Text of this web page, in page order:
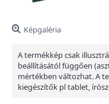
Képgaléria
A termékkép csak
beállításától függően
mértékben változhat. A
kiegészítők pl tablet,